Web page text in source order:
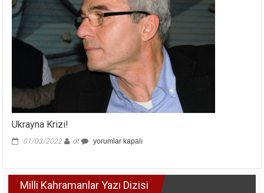
Ukrayna Krizi!
01/03/2022 dt
Ukrayna
yorumlar kapalı
Milli Kahramanlar Yazı Dizisi